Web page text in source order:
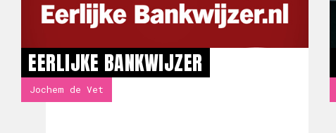
EERLIJKE BANKWIJZER
Jochem de Vet